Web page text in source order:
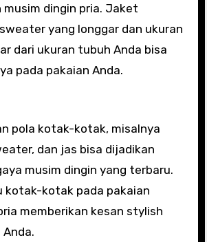
musim dingin pria. Jaket
yang longgar dan ukuran
dari ukuran tubuh Anda bisa
pada pakaian Anda.
pola kotak-kotak, misalnya
dan jas bisa dijadikan
musim dingin yang terbaru.
kotak-kotak pada pakaian
memberikan kesan stylish